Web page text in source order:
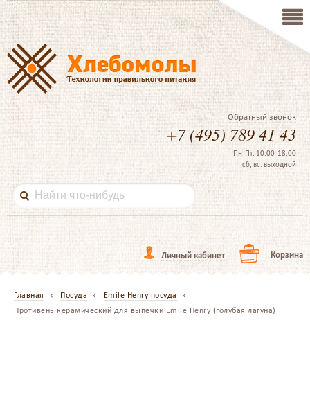
Обратный звонок
+7 (495) 789 41 43
Пн-Пт: 10:00-18:00
сб, вс: выходной
Личный кабинет Корзина
Главная Посуда
Emile Henry посуда
Противень керамический для выпечки Emile Henry (голубая лагуна)